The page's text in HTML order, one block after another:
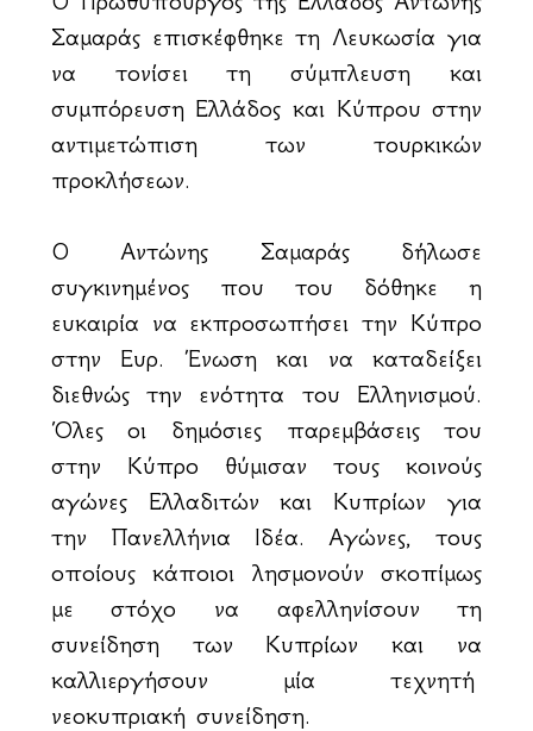
Σαμαράς επισκέφθηκε τη Λευκωσία για
να τονίσει τη σύμπλευση και
συμπόρευση Ελλάδος και Κύπρου στην
αντιμετώπιση των τουρκικών
προκλήσεων.
Ο Αντώνης Σαμαράς δήλωσε
συγκινημένος που του δόθηκε η
ευκαιρία να εκπροσωπήσει την Κύπρο
στην Ευρ. Ένωση και να καταδείξει
διεθνώς την ενότητα του Ελληνισμού.
Όλες οι δημόσιες παρεμβάσεις του
στην Κύπρο θύμισαν τους κοινούς
αγώνες Ελλαδιτών και Κυπρίων για
την Πανελλήνια Ιδέα. Αγώνες, τους
οποίους κάποιοι λησμονούν σκοπίμως
με στόχο να αφελληνίσουν τη
συνείδηση των Κυπρίων και να
καλλιεργήσουν μία τεχνητή
νεοκυπριακή συνείδηση.